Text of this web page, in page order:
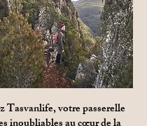
Tasvanlife, votre passerelle